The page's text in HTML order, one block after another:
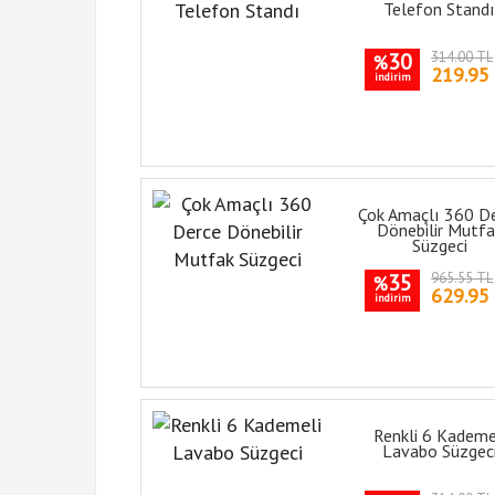
Telefon Standı
%30
indirim
314.00 TL
219.95
Çok Amaçlı 360
Dönebilir
Süzgeci
%35
indirim
965.55 TL
629.95
Renkli 6
Lavabo